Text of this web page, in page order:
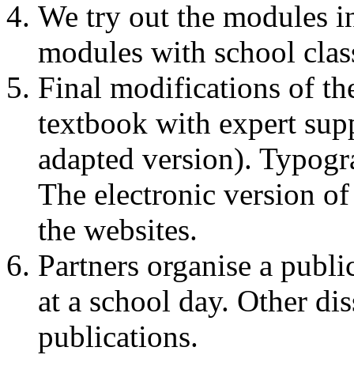
We try out the modules
modules with school
Final modifications of
textbook with expert
adapted version).
The electronic version
the websites.
Partners organise a
at a school day. Other
publications.